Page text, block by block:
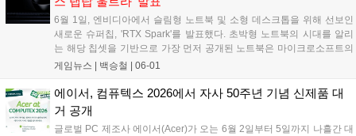
6월 1일, 엔비디아에서 슬림형 노트북 및 소형 데스크톱을 위해 선보인
새로운 슈퍼칩, 'RTX Spark'를 발표했다. 초박형 노트북의 시대를 알리
는 해당 칩셋을 기반으로 가장 먼저 공개된 노트북은 마이크로소프트의
'서피스 랩탑 울트라(Surface Laptop Ultra)'다. 마이크로소프트가 컴퓨
하면서도 휴대성 좋은 환경에서 강력한 성능을 원하는 크리에이터와 개
발자를 위한 제품이라고 한다....
게임뉴스 | 백승철 | 06-01
에이서, 컴퓨텍스 2026에서 자사 50주년 기념 신제품 대
거 공개
글로벌 PC 제조사 에이서(Acer)가 오는 6월 2일부터 5일까지 나흘간 대